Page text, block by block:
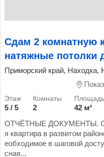
Сдам 2 комнатную
натяжные потолки
Приморский край, Находка,
5 / 5 2
42 м²
ОТЧЁТНЫЕ ДОКУМЕНТЫ.
я квартира в развитом
еобходимое в шаговой
сная...